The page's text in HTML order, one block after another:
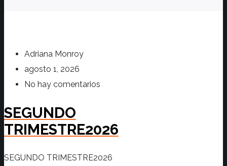
Adriana Monroy
agosto 1, 2026
No hay comentarios
SEGUNDO
TRIMESTRE2026
SEGUNDO TRIMESTRE2026